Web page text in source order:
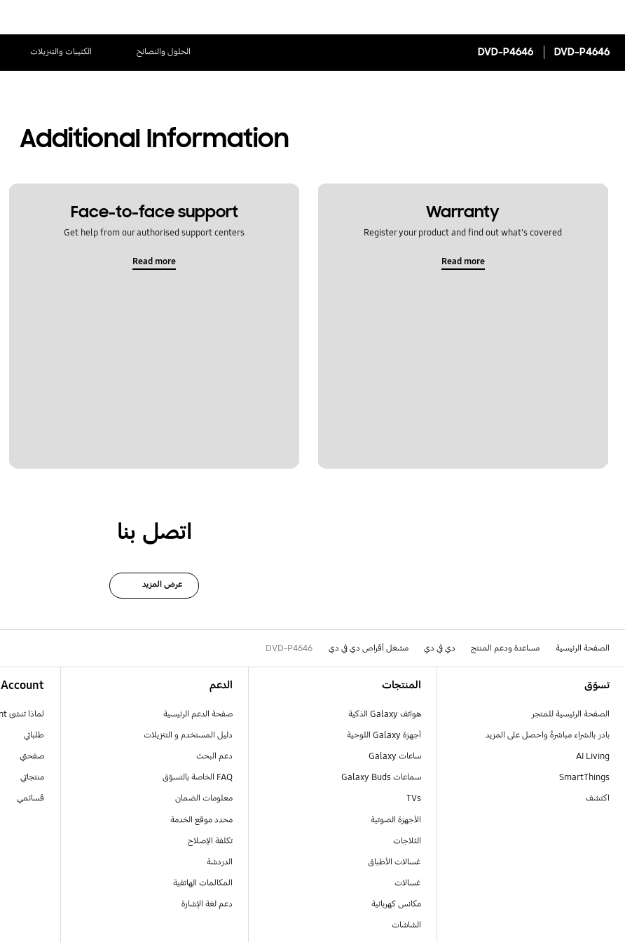
DVD-P4646
DVD-P4646 الحلول والنصائح الكتيبات والتنزيلات
Additional Information
Warranty
Register your product and find out what's covered
Read more
Face-to-face support
Get help from our authorised support centers
Read more
اتصل بنا
عرض المزيد
الصفحة الرئيسية مساعدة ودعم المنتج دي في دي مشغل أقراص دي في دي DVD-P4646
تسوّق
الصفحة الرئيسية للمتجر
بادر بالشراء مباشرةً واحصل على المزيد
AI Living
SmartThings
اكتشف
المنتجات
هواتف Galaxy الذكية
أجهزة Galaxy اللوحية
ساعات Galaxy
سماعات Galaxy Buds
TVs
الأجهزة الصوتية
الثلاجات
غسالات الأطباق
غسالات
مكانس كهربائية
الشاشات
الدعم
صفحة الدعم الرئيسية
دليل المستخدم و التنزيلات
دعم البحث
FAQ الخاصة بالتسوّق
معلومات الضمان
محدد موقع الخدمة
تكلفة الإصلاح
الدردشة
المكالمات الهاتفية
دعم لغة الإشارة
Account
لماذا تنشئ Samsung Account
طلباتي
صفحتي
منتجاتي
قسائمي